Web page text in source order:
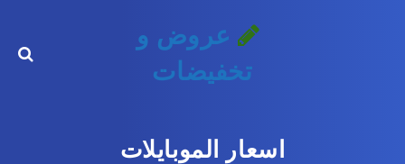
عروض و
تخفيضات
اسعار الموبايلات